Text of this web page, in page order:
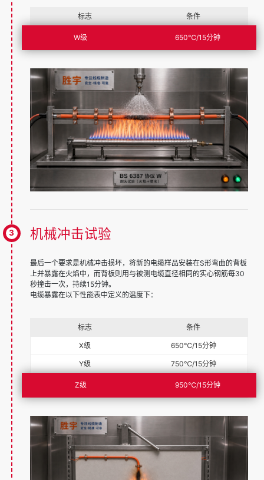
标志 条件
W级 650℃/15分钟
机械冲击试验
最后一个要求是机械冲击损坏，将新的电缆样品安装在S形弯曲的背板
上并暴露在火焰中，而背板则用与被测电缆直径相同的实心钢筋每30
秒撞击一次，持续15分钟。
电缆暴露在以下性能表中定义的温度下：
标志 条件
X级 650℃/15分钟
Y级 750℃/15分钟
Z级 950℃/15分钟